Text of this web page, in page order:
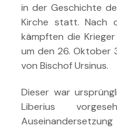
in der Geschichte
Kirche statt. Nach
kämpften die
um den 26. Oktober
von Bischof Ursinus.
Dieser war
Liberius